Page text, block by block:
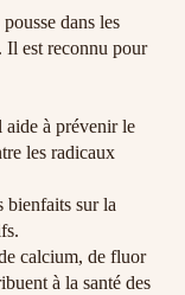
dans les
Il est reconnu pour
à prévenir le
les radicaux
bienfaits sur la
calcium, de fluor
à la santé des